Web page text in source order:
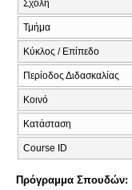
Σχολή
Τμήμα
Κύκλος / Επίπεδο
Περίοδος Διδασκαλίας
Κοινό
Κατάσταση
Course ID
Πρόγραμμα Σπουδών: